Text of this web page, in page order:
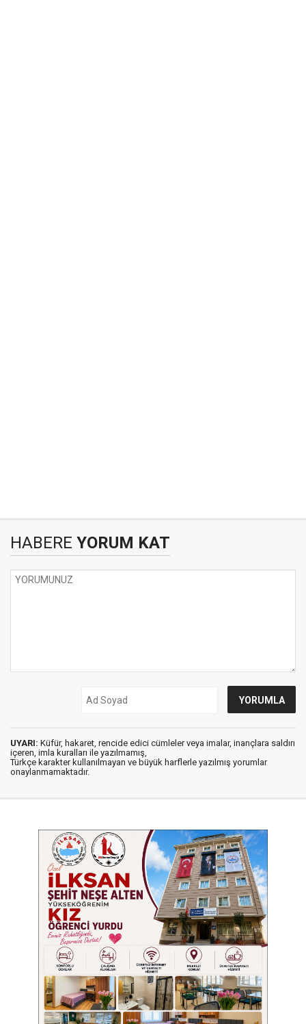
HABERE YORUM KAT
UYARI: Küfür, hakaret, rencide edici cümleler veya imalar, inançlara saldırı
içeren, imla kuralları ile yazılmamış,
Türkçe karakter kullanılmayan ve büyük harflerle yazılmış yorumlar
onaylanmamaktadır.